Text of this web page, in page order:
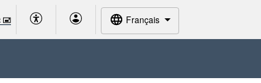
🖃 Français